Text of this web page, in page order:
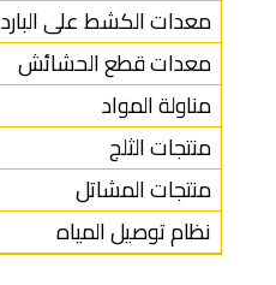
معدات الكشط على البارد
معدات قطع الحشائش
مناولة المواد
منتجات الثلج
منتجات المشاتل
نظام توصيل المياه